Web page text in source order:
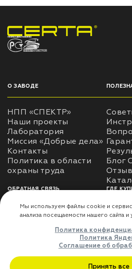
НПП «СПЕКТР» ЗАВОД ЛАКОКРАСОЧНЫХ МАТЕРИАЛОВ
О ЗАВОДЕ
НПП «СПЕКТР»
Наши проекты
Лаборатория
Миссия «Добрые дела»
Контакты
Политика в области
Блог
ОБРАТНАЯ СВЯЗЬ
Использование
использования личных
Оферта
ГДЕ
Где